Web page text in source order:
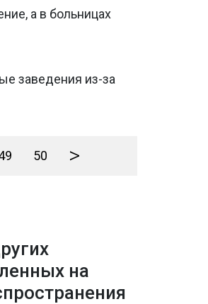
а в больницах
заведения из-за
50 >
на